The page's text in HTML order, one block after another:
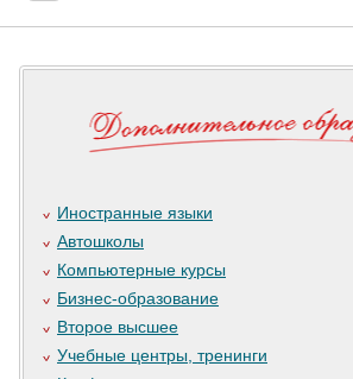
Иностранные языки
Автошколы
Компьютерные курсы
Бизнес-образование
Второе высшее
Учебные центры, тренинги